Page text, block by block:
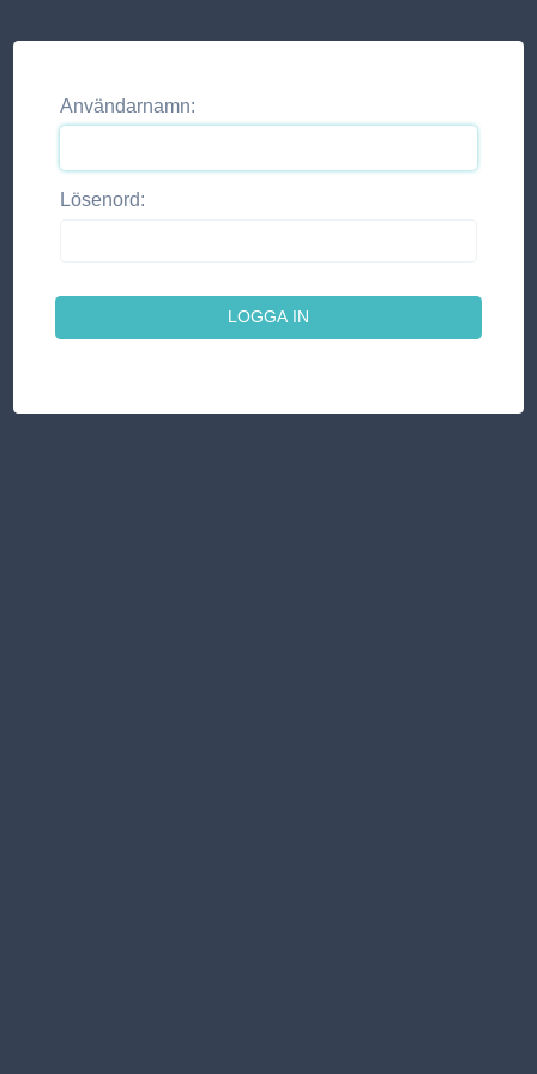
Användarnamn:
Lösenord: